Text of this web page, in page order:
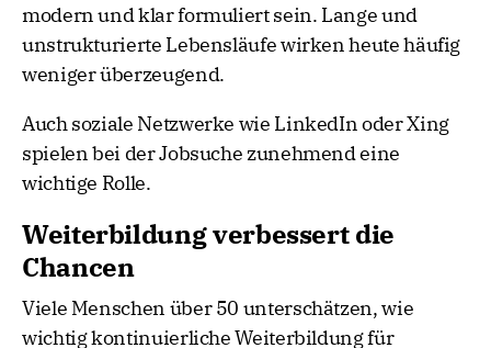
modern und klar formuliert sein. Lange und
unstrukturierte Lebensläufe wirken heute häufig
weniger überzeugend.
Auch soziale Netzwerke wie LinkedIn oder Xing
spielen bei der Jobsuche zunehmend eine
wichtige Rolle.
Weiterbildung verbessert die
Chancen
Viele Menschen über 50 unterschätzen, wie
wichtig kontinuierliche Weiterbildung für